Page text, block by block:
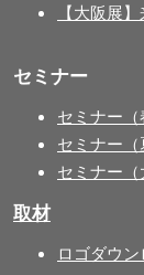
【大阪展
セミナー
セミナー（
セミナー（
セミナー（
取材
ロゴダウン